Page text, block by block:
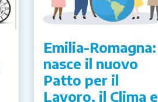
Emilia-Romagna:
nasce il nuovo
Patto per il
Lavoro, il Clima e